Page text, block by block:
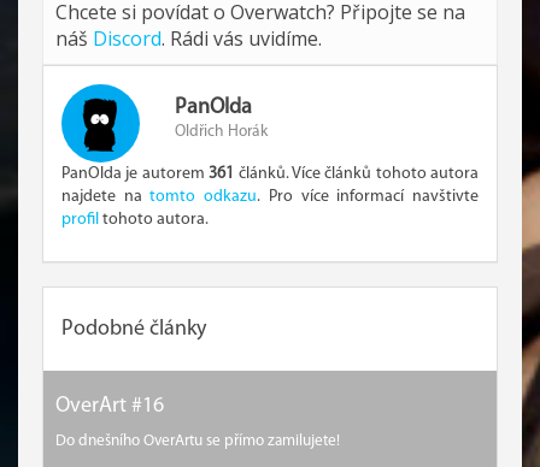
Chcete si povídat o Overwatch? Připojte se na
náš Discord. Rádi vás uvidíme.
PanOlda
Oldřich Horák
PanOlda je autorem361 článků. Více článků tohoto autora
najdete natomto odkazu. Pro více informací navštivte
profil tohoto autora.
Podobné články
OverArt #16
Do dnešního OverArtu se přímo zamilujete!